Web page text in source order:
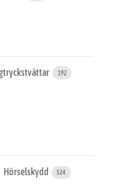
192
Hörselskydd 524